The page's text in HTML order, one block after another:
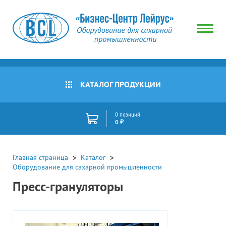
КАТАЛОГ ПРОДУКЦИИ
0 позиций
0 ₽
Главная страница
Каталог
Оборудование для сахарной промышленности
Пресс-грануляторы